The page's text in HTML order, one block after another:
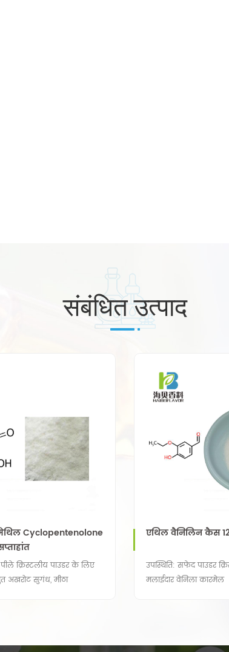
संबंधित उत्पाद
Cyclopentenolone
क्रिस्टलीय पाउडर के लिए
सुगंध, मीठा
एथिल वैनिलिन कैस
उपस्थिति: सफेद पाउडर
मलाईदार वेनिला कारमेल